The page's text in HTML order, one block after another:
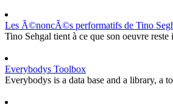
Les Ã©noncÃ©s performatifs de Tino
Tino Sehgal tient à ce que son oeuvre
Everybodys Toolbox
Everybodys is a data base and a library, a